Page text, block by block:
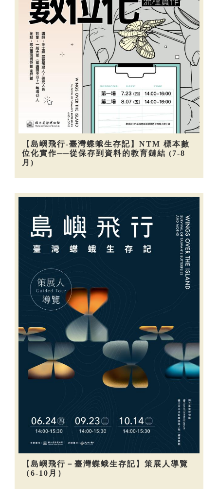
【島嶼飛行-臺灣蝶蛾生存記】NTM 標本數
位化實作──從保存到資料的教育鏈結 (7-8
月)
【島嶼飛行－臺灣蝶蛾生存記】策展人導覽
（6-10月）